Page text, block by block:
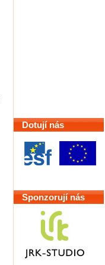
Dotují nás
Sponzorují nás